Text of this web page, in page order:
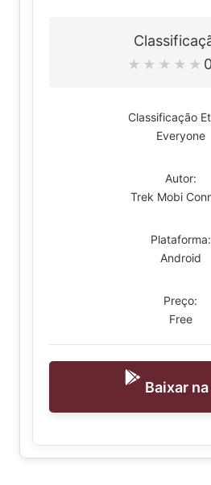
★ ★ ★ ★ ★
Classificação
Everyone
Autor:
Trek Mobi
Plataforma:
Android
Preço:
Free
Baixar